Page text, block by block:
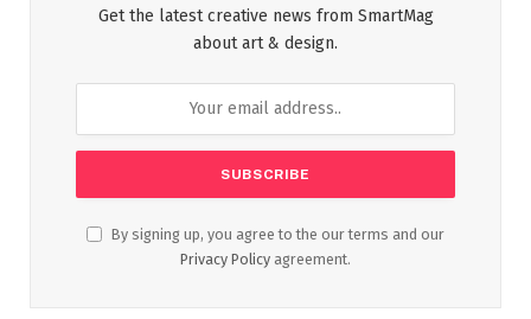
Get the latest creative news from SmartMag
about art & design.
By signing up, you agree to the our terms and our
Privacy Policy agreement.